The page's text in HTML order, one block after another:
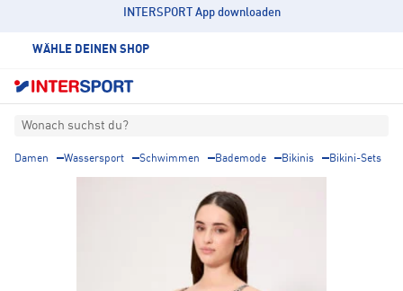
INTERSPORT App downloaden
WÄHLE DEINEN SHOP
Wonach suchst du?
Damen Wassersport Schwimmen Bademode Bikinis Bikini-Sets